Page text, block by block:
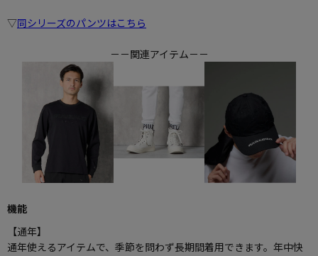
▽同シリーズのパンツはこちら
－－関連アイテム－－
機能
【通年】
通年使えるアイテムで、季節を問わず長期間着用できます。年中快